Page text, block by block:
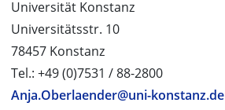
Universität Konstanz
Universitätsstr. 10
78457 Konstanz
Tel.: +49 (0)7531 / 88-2800
Anja.Oberlaender@uni-konstanz.de